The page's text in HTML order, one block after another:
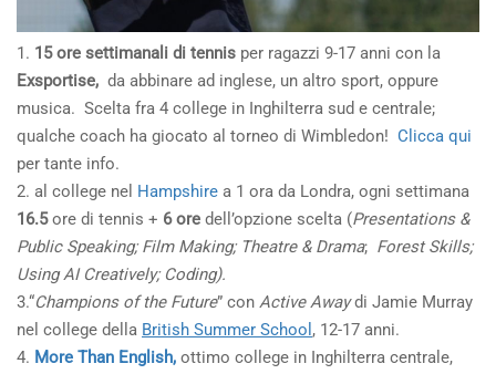
1. 15 ore settimanali di tennis per ragazzi 9-17 anni con la
Exsportise, da abbinare ad inglese, un altro sport, oppure
musica. Scelta fra 4 college in Inghilterra sud e centrale;
qualche coach ha giocato al torneo di Wimbledon! Clicca qui
per tante info.
2. al college nel Hampshire a 1 ora da Londra, ogni settimana
16.5ore di tennis + 6 ore dell’opzione scelta (Presentations &
Public Speaking; Film Making; Theatre & Drama; Forest Skills;
Using AI Creatively; Coding).
3.“Champions of the Future” con Active Awaydi Jamie Murray
nel college della British Summer School , 12-17 anni.
4. More Than English, ottimo college in Inghilterra centrale,